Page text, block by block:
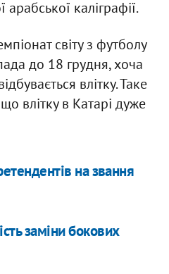
каліграфії.
світу з футболу
до 18 грудня, хоча
влітку. Таке
влітку в Катарі дуже
на звання
заміни бокових